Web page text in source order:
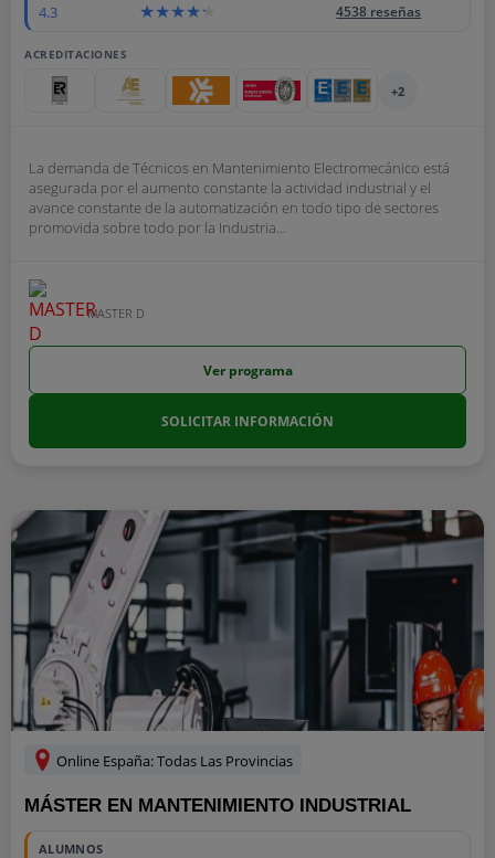
4.3 4538 reseñas
ACREDITACIONES
+2
La demanda de Técnicos en Mantenimiento Electromecánico está
asegurada por el aumento constante la actividad industrial y el
avance constante de la automatización en todo tipo de sectores
promovida sobre todo por la Industria...
MASTER D
Ver programa
SOLICITAR INFORMACIÓN
Online España: Todas Las Provincias
MÁSTER EN MANTENIMIENTO INDUSTRIAL
ALUMNOS